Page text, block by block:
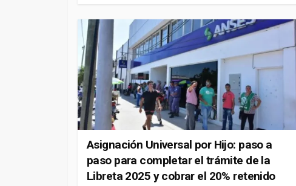
Asignación Universal por Hijo: paso a
paso para completar el trámite de la
Libreta 2025 y cobrar el 20% retenido